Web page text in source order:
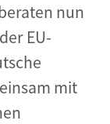
nun
EU-
mit